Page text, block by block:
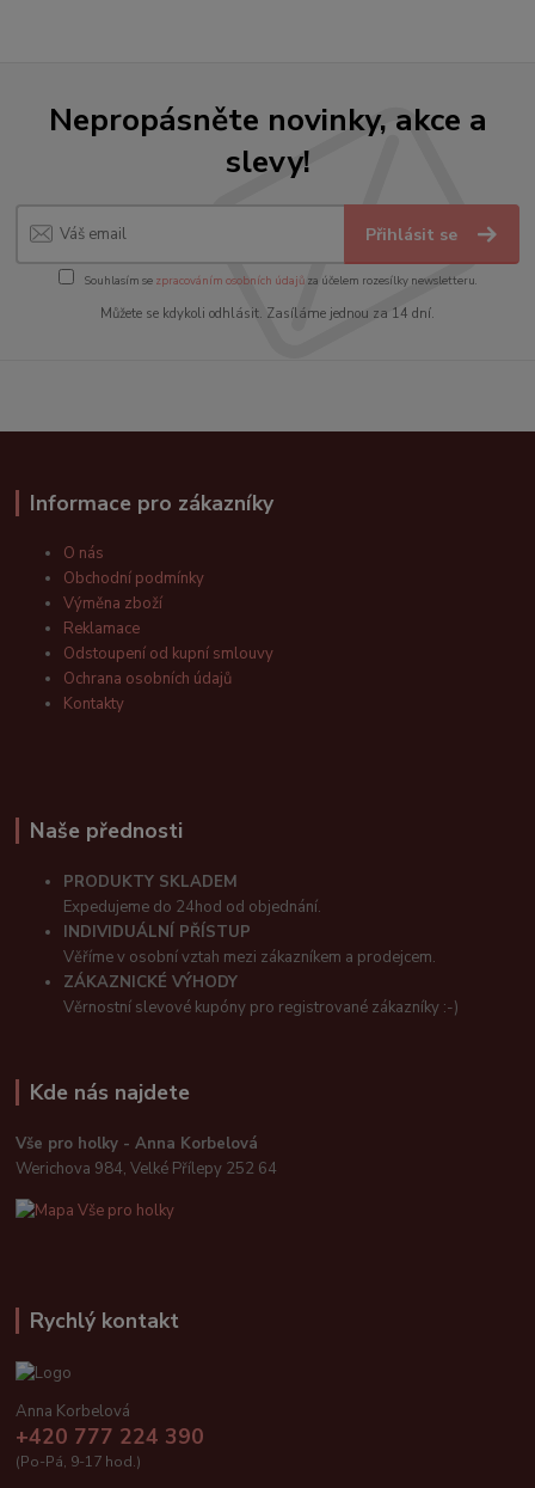
Nepropásněte novinky, akce a
slevy!
Přihlásit se
Souhlasím se zpracováním osobních údajůza účelem rozesílky newsletteru.
Můžete se kdykoli odhlásit. Zasíláme jednou za 14 dní.
Informace pro zákazníky
O nás
Obchodní podmínky
Výměna zboží
Reklamace
Odstoupení od kupní smlouvy
Ochrana osobních údajů
Kontakty
Naše přednosti
PRODUKTY SKLADEM
Expedujeme do 24hod od objednání.
INDIVIDUÁLNÍ PŘÍSTUP
Věříme v osobní vztah mezi zákazníkem a prodejcem.
ZÁKAZNICKÉ VÝHODY
Věrnostní slevové kupóny pro registrované zákazníky :-)
Kde nás najdete
Vše pro holky - Anna Korbelová
Werichova 984, Velké Přílepy 252 64
Rychlý kontakt
Anna Korbelová
+420 777 224 390
(Po-Pá, 9-17 hod.)